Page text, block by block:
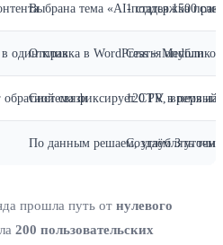
Выбрана тема «AI‑поддержка
1 статья 1500
один клик
Отправка в WordPress + Medium
Статья
связи
Система фиксирует CTR, время на
120 PV в первый
По данным решаем, углублять тему
Создаём 3
прошла путь от нулевого
200 пользовательских